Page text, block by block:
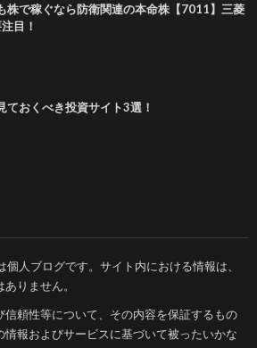
株で稼ぐなら防衛関連の本命株【7011】三菱
目！
ておくべき投資サイト3選！
個人ブログです。サイト内における情報は、
りません。
頼性等について、その内容を保証するもの
報およびサービスに基づいて被ったいかな